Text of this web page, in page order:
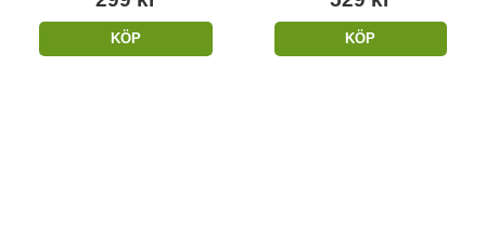
KÖP KÖP